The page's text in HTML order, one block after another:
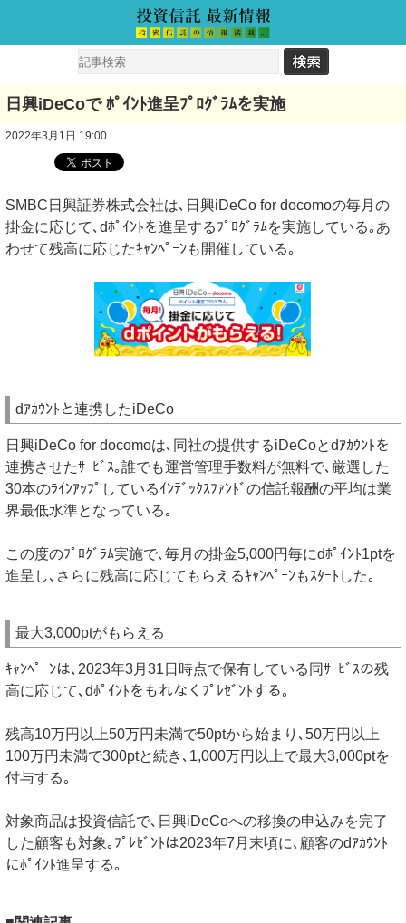
日興iDeCoで ﾎﾟｲﾝﾄ進呈ﾌﾟﾛｸﾞﾗﾑを実施
2022年3月1日 19:00
SMBC日興証券株式会社は､日興iDeCo for docomoの毎月の
掛金に応じて､dﾎﾟｲﾝﾄを進呈するﾌﾟﾛｸﾞﾗﾑを実施している｡あ
わせて残高に応じたｷｬﾝﾍﾟｰﾝも開催している｡
dｱｶｳﾝﾄと連携したiDeCo
日興iDeCo for docomoは､同社の提供するiDeCoとdｱｶｳﾝﾄを
連携させたｻｰﾋﾞｽ｡誰でも運営管理手数料が無料で､厳選した
30本のﾗｲﾝｱｯﾌﾟしているｲﾝﾃﾞｯｸｽﾌｧﾝﾄﾞの信託報酬の平均は業
界最低水準となっている｡
この度のﾌﾟﾛｸﾞﾗﾑ実施で､毎月の掛金5,000円毎にdﾎﾟｲﾝﾄ1ptを
進呈し､さらに残高に応じてもらえるｷｬﾝﾍﾟｰﾝもｽﾀｰﾄした｡
最大3,000ptがもらえる
ｷｬﾝﾍﾟｰﾝは､2023年3月31日時点で保有している同ｻｰﾋﾞｽの残
高に応じて､dﾎﾟｲﾝﾄをもれなくﾌﾟﾚｾﾞﾝﾄする｡
残高10万円以上50万円未満で50ptから始まり､50万円以上
100万円未満で300ptと続き､1,000万円以上で最大3,000ptを
付与する｡
対象商品は投資信託で､日興iDeCoへの移換の申込みを完了
した顧客も対象｡ﾌﾟﾚｾﾞﾝﾄは2023年7月末頃に､顧客のdｱｶｳﾝﾄ
にﾎﾟｲﾝﾄ進呈する｡